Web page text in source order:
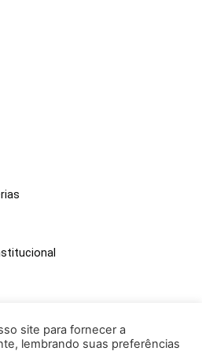
site para fornecer a
lembrando suas preferências